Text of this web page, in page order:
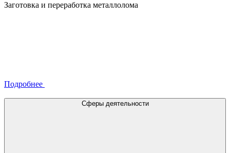
Заготовка и переработка металлолома
Подробнее
Сферы деятельности